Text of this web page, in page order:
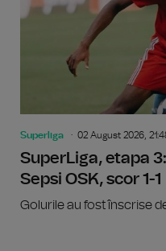
Superliga 02 August 2026,
SuperLiga, etapa
Sepsi OSK, scor 1-1
Golurile au fost înscrise